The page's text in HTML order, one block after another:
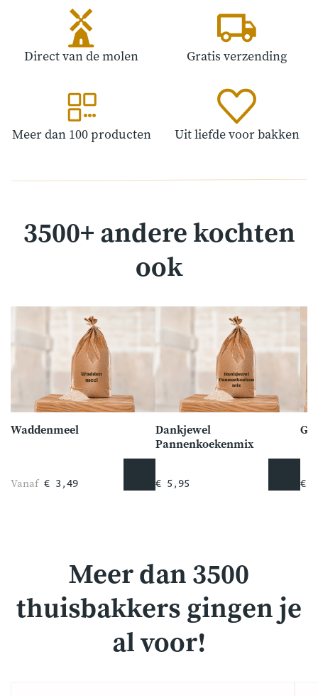
Direct van de molen Gratis verzending
Meer dan 100 producten Uit liefde voor bakken
3500+ andere kochten
ook
Waddenmeel
Vanaf € 3,49
Dankjewel
Pannenkoekenmix
€ 5,95 €
Meer dan 3500
thuisbakkers gingen je
al voor!